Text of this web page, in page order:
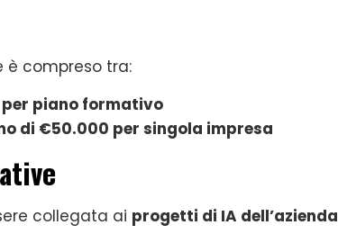
è compreso tra:
piano formativo
di €50.000 per singola impresa
collegata ai progetti di IA dell’azienda